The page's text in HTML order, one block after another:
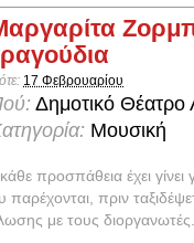
17 Φεβρουαρίου
Δημοτικό
Μουσική
προσπάθεια έχει γίνει
πριν
με τους διοργανωτές.